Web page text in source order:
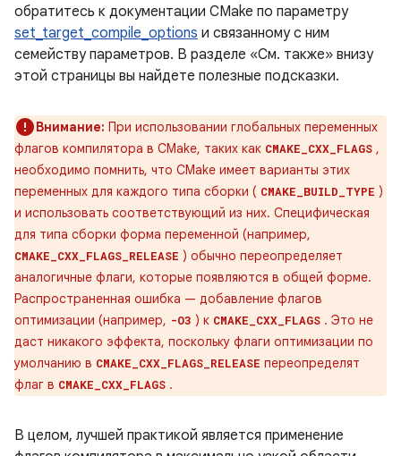
обратитесь к документации CMake по параметру
set_target_compile_options и связанному с ним
семейству параметров. В разделе «См. также» внизу
этой страницы вы найдете полезные подсказки.
Внимание: При использовании глобальных переменных
флагов компилятора в CMake, таких как CMAKE_CXX_FLAGS ,
необходимо помнить, что CMake имеет варианты этих
переменных для каждого типа сборки ( CMAKE_BUILD_TYPE )
и использовать соответствующий из них. Специфическая
для типа сборки форма переменной (например,
CMAKE_CXX_FLAGS_RELEASE ) обычно переопределяет
аналогичные флаги, которые появляются в общей форме.
Распространенная ошибка — добавление флагов
оптимизации (например, -O3 ) к CMAKE_CXX_FLAGS . Это не
даст никакого эффекта, поскольку флаги оптимизации по
умолчанию в CMAKE_CXX_FLAGS_RELEASE переопределят
флаг в CMAKE_CXX_FLAGS .
В целом, лучшей практикой является применение